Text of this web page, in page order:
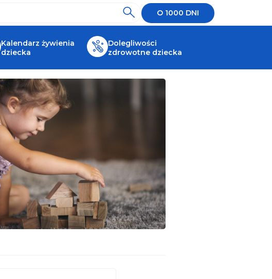
O 1000 DNI
Kalendarz żywienia
dziecka
Dolegliwości
zdrowotne dziecka